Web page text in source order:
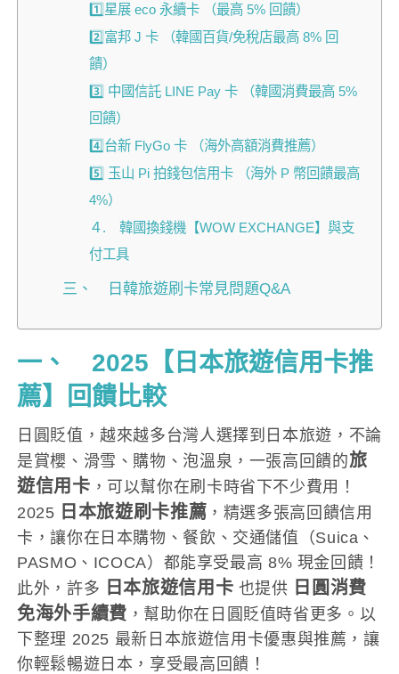
1️⃣星展 eco 永續卡 （最高 5% 回饋）
2️⃣富邦 J 卡 （韓國百貨/免稅店最高 8% 回
饋）
3️⃣ 中國信託 LINE Pay 卡 （韓國消費最高 5%
回饋）
4️⃣台新 FlyGo 卡 （海外高額消費推薦）
5️⃣ 玉山 Pi 拍錢包信用卡 （海外 P 幣回饋最高
4%）
４. 韓國換錢機【WOW EXCHANGE】與支
付工具
三、 日韓旅遊刷卡常見問題Q&A
一、 2025【日本旅遊信用卡推
薦】回饋比較
日圓貶值，越來越多台灣人選擇到日本旅遊，不論
是賞櫻、滑雪、購物、泡溫泉，一張高回饋的旅
遊信用卡 ，可以幫你在刷卡時省下不少費用！
2025 日本旅遊刷卡推薦 ，精選多張高回饋信用
卡，讓你在日本購物、餐飲、交通儲值（Suica、
PASMO、ICOCA）都能享受最高 8% 現金回饋！
此外，許多 日本旅遊信用卡 也提供 日圓消費
免海外手續費 ，幫助你在日圓貶值時省更多。以
下整理 2025 最新日本旅遊信用卡優惠與推薦，讓
你輕鬆暢遊日本，享受最高回饋！